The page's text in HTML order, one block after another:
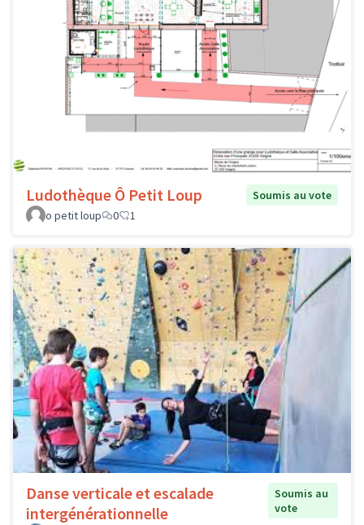
Ludothèque Ô Petit Loup
Soumis au vote
o petit loup
0 1
Danse verticale et escalade
intergénérationnelle
Soumis au
vote